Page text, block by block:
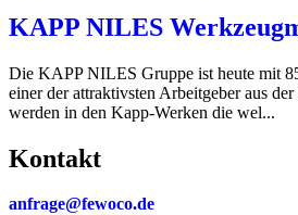
KAPP NILES
Die KAPP NILES Gruppe ist heute mit
einer der attraktivsten Arbeitgeber aus
werden in den Kapp-Werken die wel...
Kontakt
anfrage@fewoco.de